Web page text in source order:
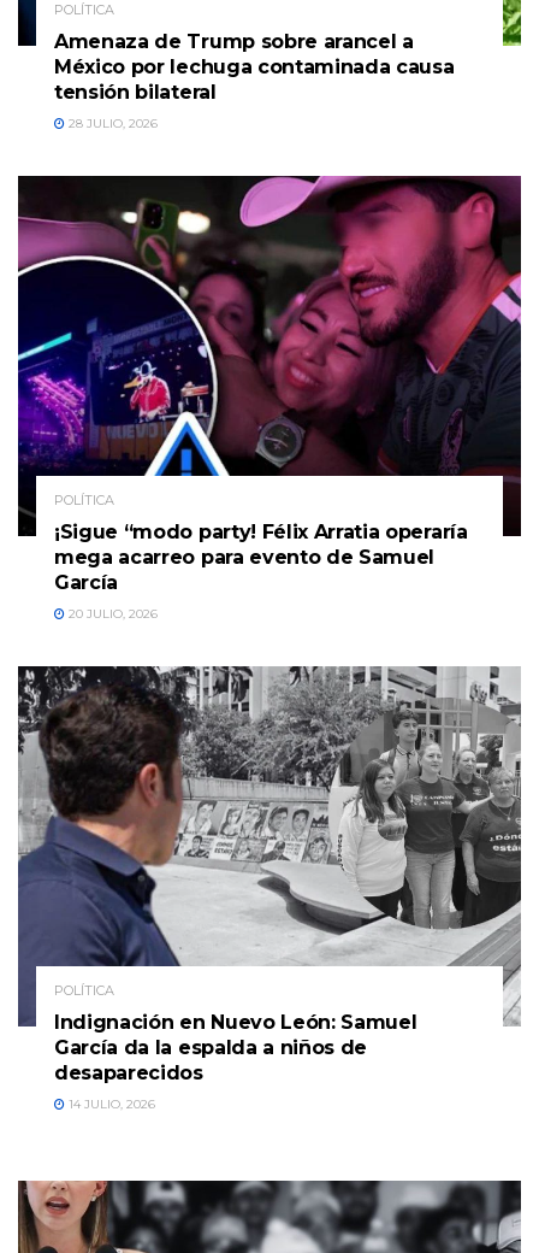
POLÍTICA
Amenaza de Trump sobre arancel a
México por lechuga contaminada causa
tensión bilateral
28 JULIO, 2026
POLÍTICA
¡Sigue “modo party! Félix Arratia operaría
mega acarreo para evento de Samuel
García
20 JULIO, 2026
POLÍTICA
Indignación en Nuevo León: Samuel
García da la espalda a niños de
desaparecidos
14 JULIO, 2026